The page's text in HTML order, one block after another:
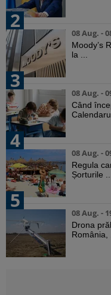
2
08 Aug. -
Moody’s
la ...
3
08 Aug. -
Când
4
08 Aug. -
Regula
Șorturile ...
5
08 Aug. -
Drona
România,